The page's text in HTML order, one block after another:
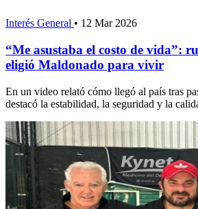
Interés General • 12 Mar 2026
“Me asustaba el costo de vida”:
eligió Maldonado para vivir
En un video relató cómo llegó al país tras
destacó la estabilidad, la seguridad y la